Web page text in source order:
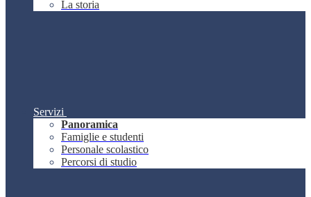
La storia
Servizi
Panoramica
Famiglie e studenti
Personale scolastico
Percorsi di studio